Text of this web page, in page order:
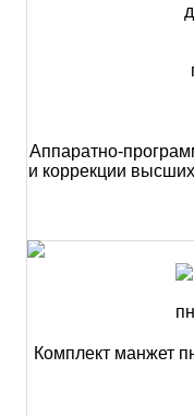
Аппаратно-
и коррекции
Комплект манжет